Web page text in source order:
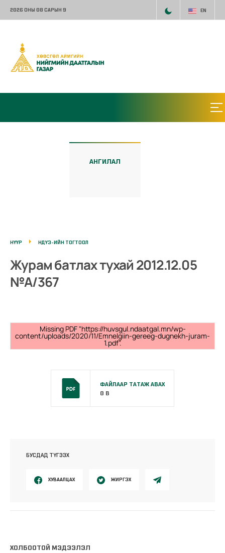
2026 ОНЫ 08 САРЫН 9 EN
АНГИЛАЛ
НҮҮР НДҮЗ-ИЙН ТОГТООЛ
Журам батлах тухай 2012.12.05
№А/367
Missing PDF "https://huvsgul.ndaatgal.mn/wp-
content/uploads/2020/11/Emnelgiin-gereeg-dugnekh-juram-
1.pdf".
ФАЙЛААР ТАТАЖ АВАХ
0 B
БУСДАД ТҮГЭЭХ
ХУВААЛЦАХ ЖИРГЭХ
ХОЛБООТОЙ МЭДЭЭЛЭЛ